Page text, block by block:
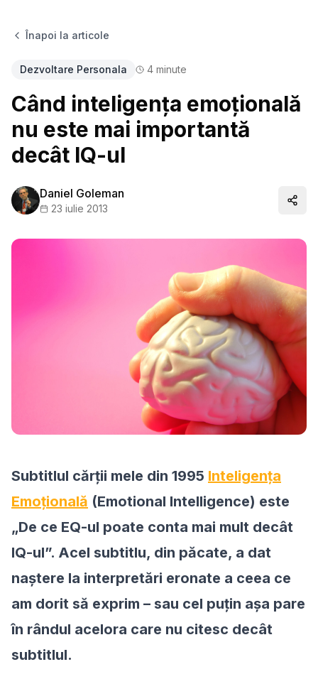
Înapoi la articole
Dezvoltare Personala 4 minute
Când inteligența emoțională
nu este mai importantă
decât IQ-ul
Daniel Goleman
23 iulie 2013
Subtitlul cărții mele din 1995 Inteligența
Emoțională (Emotional Intelligence) este
„De ce EQ-ul poate conta mai mult decât
IQ-ul”. Acel subtitlu, din păcate, a dat
naștere la interpretări eronate a ceea ce
am dorit să exprim – sau cel puțin așa pare
în rândul acelora care nu citesc decât
subtitlul.